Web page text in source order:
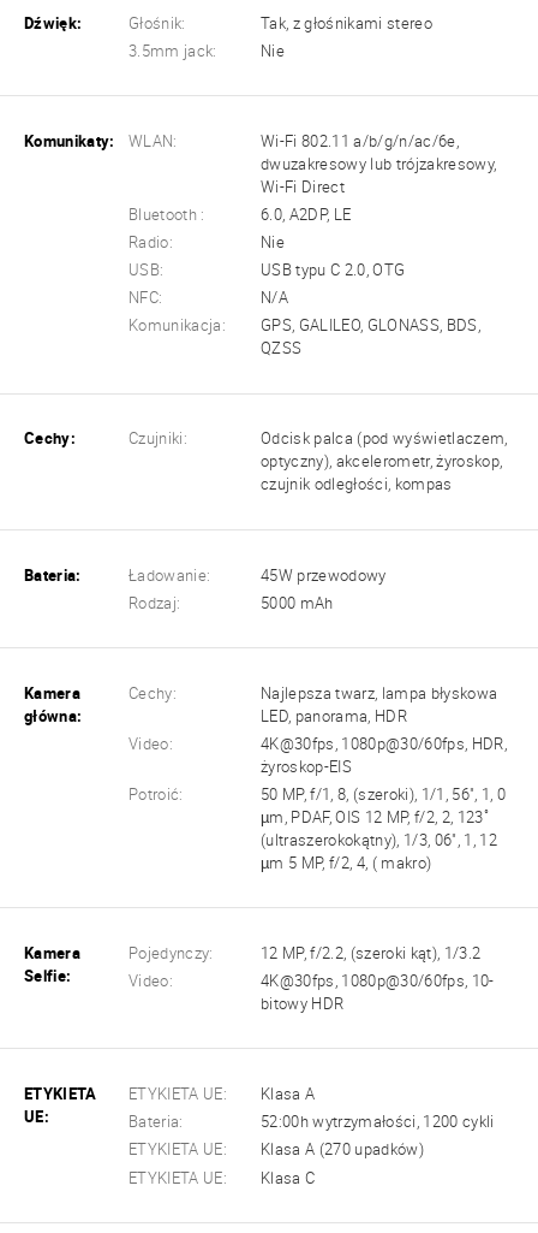
Dźwięk: Głośnik:
Tak, z głośnikami stereo
3.5mm jack:
Nie
Komunikaty: WLAN:
Wi-Fi 802.11 a/b/g/n/ac/6e,
dwuzakresowy lub trójzakresowy,
Wi-Fi Direct
Bluetooth :
6.0, A2DP, LE
Radio:
Nie
USB:
USB typu C 2.0, OTG
NFC:
N/A
Komunikacja:
GPS, GALILEO, GLONASS, BDS,
QZSS
Cechy: Czujniki:
Odcisk palca (pod wyświetlaczem,
optyczny), akcelerometr, żyroskop,
czujnik odległości, kompas
Bateria: Ładowanie:
45W przewodowy
Rodzaj:
5000 mAh
Kamera
główna:
Cechy:
Najlepsza twarz, lampa błyskowa
LED, panorama, HDR
Video:
4K@30fps, 1080p@30/60fps, HDR,
żyroskop-EIS
Potroić:
50 MP, f/1, 8, (szeroki), 1/1, 56", 1, 0
µm, PDAF, OIS 12 MP, f/2, 2, 123˚
(ultraszerokokątny), 1/3, 06", 1, 12
µm 5 MP, f/2, 4, ( makro)
Kamera
Selfie:
Pojedynczy:
12 MP, f/2.2, (szeroki kąt), 1/3.2
Video:
4K@30fps, 1080p@30/60fps, 10-
bitowy HDR
ETYKIETA
UE:
ETYKIETA UE:
Klasa A
Bateria:
52:00h wytrzymałości, 1200 cykli
ETYKIETA UE:
Klasa A (270 upadków)
ETYKIETA UE:
Klasa C